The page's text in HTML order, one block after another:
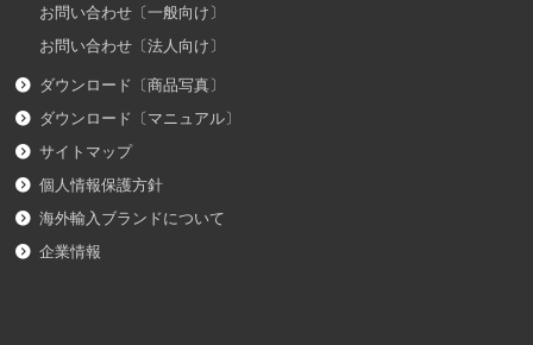
お問い合わせ〔一般向け〕
お問い合わせ〔法人向け〕
ダウンロード〔商品写真〕
ダウンロード〔マニュアル〕
サイトマップ
個人情報保護方針
海外輸入ブランドについて
企業情報